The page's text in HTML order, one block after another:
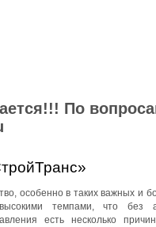
По
особенно в таких важных и
темпами, что без
есть несколько